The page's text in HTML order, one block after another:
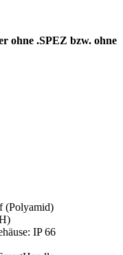
ohne .SPEZ bzw. ohne
(Polyamid)
IP 66